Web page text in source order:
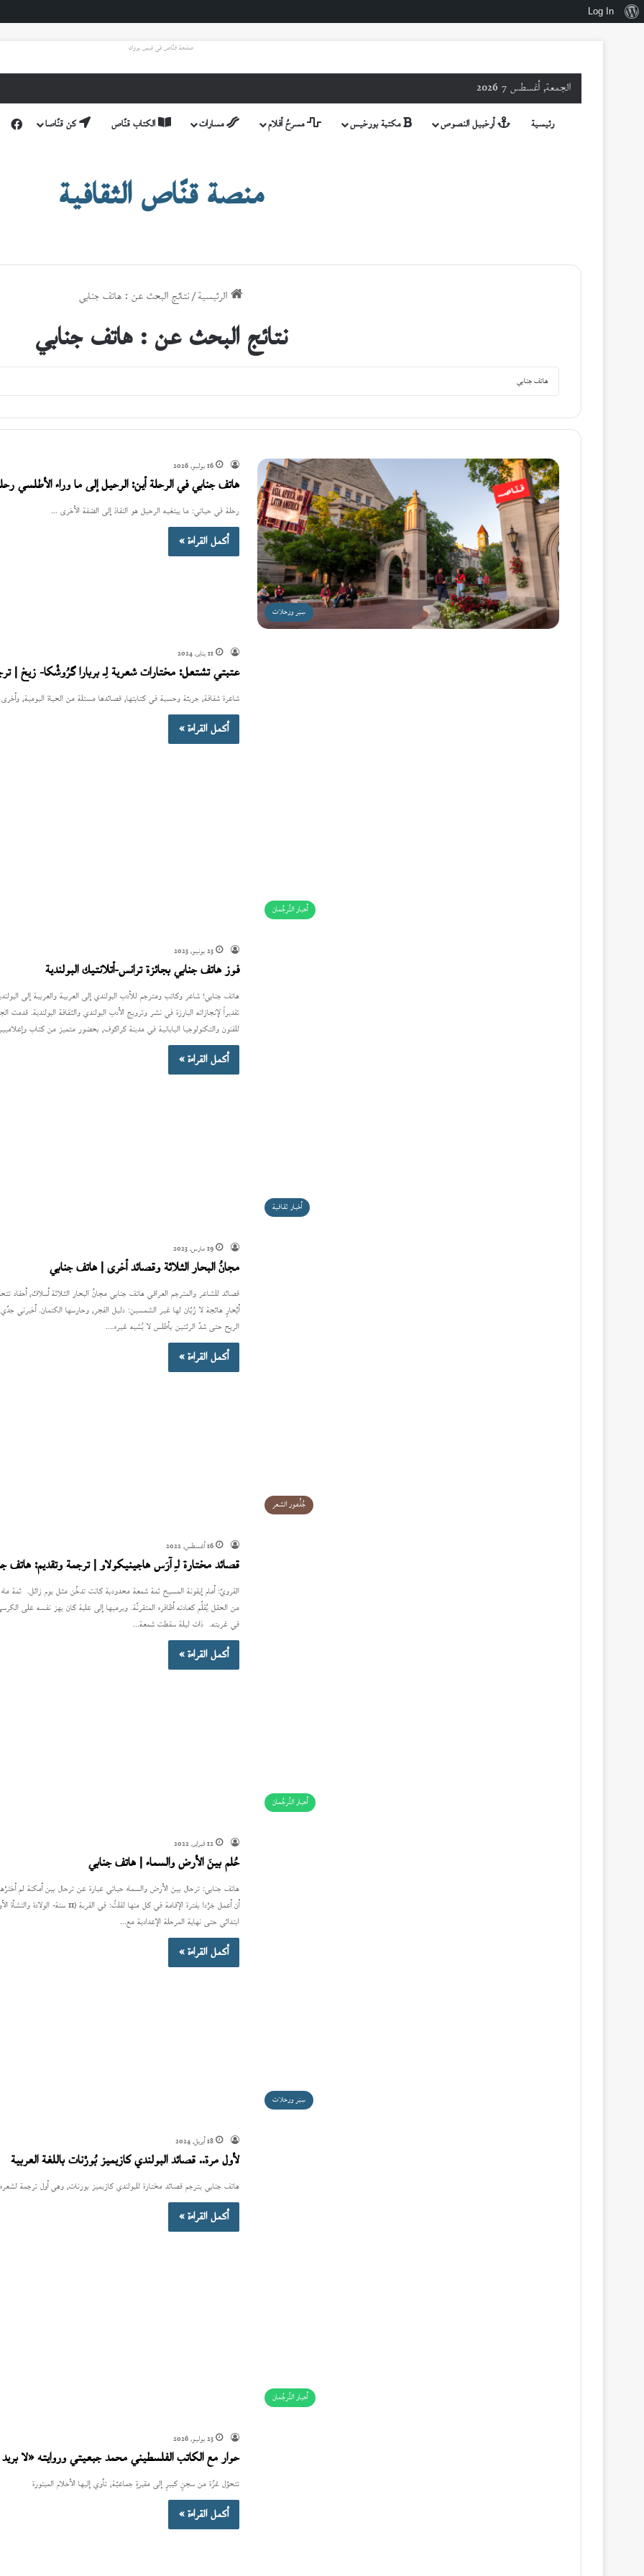
نبذةLog In
صفحة قنّاص في فيس بووك
الجمعة, أغسطس 7 2026
رئيسية أرخبيل النصوص مكتبة بورخيس مسرحُ أفلام مسارات الكتاب قنّاص كن قنّاصا
منصة قنّاص الثقافية
الرئيسية/نتائج البحث عن : هاتف جنابي
نتائج البحث عن :هاتف جنابي
سِيَر ورحلات
16 يوليو، 2026
هاتف جنابي في الرحلة أين: الرحيل إلى ما وراء الأطلسي
رحلة في حياتي: ما يبتغيه الرحيل هو النفاذ إلى الضفة الأخرى ...
أكمل القراءة »
أحبار التُرجُمان
11 يناير، 2024
عتبتي تشتعل: مختارات شعرية لِـ بربارا گرُوشْكا- زيخ |
شاعرة شفافة، جريئة وحسية في كتابتها، قصائدها مستلة من الحياة اليومية،
أكمل القراءة »
أخبار ثقافية
23 يونيو، 2023
فوز هاتف جنابي بجائزة ترانس-أتلانتيك البولندية
للفنون والتكنولوجيا اليابانية في مدينة كراكوف، بحضور متميز من كتاب
أكمل القراءة »
جُذْمور الشعر
19 مارس، 2023
مجانُ البحار الثلاثة وقصائد أخرى | هاتف جنابي
قصائد للشاعر والمترجم العراقي هاتف جنابي مجانُ البحار الثلاثة أسلافٌ، أحفاد
أبْحارٍ هائجة لا رُبّان لها غير الشمسينِ: دليل الفجر، وحارسها الكتمان.
الريح حتى شدّ الرئتين بأطلس لا يُشبه غيره.…
أكمل القراءة »
أحبار التُرجُمان
16 أغسطس، 2022
قصائد مختارة لـِ آرَس هاجينيكولاو | ترجمة وتقديم: هاتف
القرويّ: أمام إيقونة المسيح ثمة شمعة محدودبة كانت تدخّن مثل يوم زائل.
من الحقل يُقلّم كعادته أظافره المتقرنّة. ويرميها إلى علبة كان يهز نفسه على
في غربته. ذات ليلة سقطت شمعة…
أكمل القراءة »
سِيَر ورحلات
12 فبراير، 2022
حُلم بينَ الأرض والسماء | هاتف جنابي
هاتف جنابي: ترحال بينَ الأرض والسماء حياتي عبارة عن ترحال بين أمكنة لم
ابتدائي حتى نهاية المرحلة الإعدادية مع…
أكمل القراءة »
أحبار التُرجُمان
18 أبريل، 2024
لأول مرة.. قصائد البولندي كازيميز بُورْنات باللغة العربية
هاتف جنابي يترجم قصائد مختارة للبولندي كازيميز بورنات، وهي أول ترجمة لشعره
أكمل القراءة »
23 يوليو، 2026
حوار مع الكاتب الفلسطيني محمد جبعيتي وروايته «لا
تتحوّل غزّة من سجنٍ كبيرٍ إلى مقبرةٍ جماعيّة، تأوي إليها الأحلام المبتورة
أكمل القراءة »